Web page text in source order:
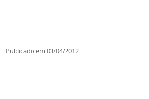
Publicado em 03/04/2012